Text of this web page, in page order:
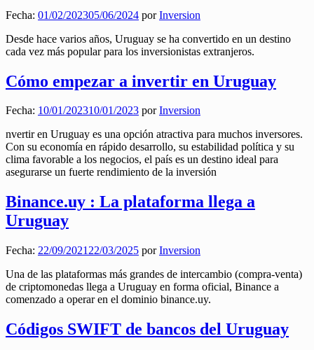
Fecha: 01/02/202305/06/2024 porInversion
Desde hace varios años, Uruguay se ha convertido en un destino
cada vez más popular para los inversionistas extranjeros.
Cómo empezar a invertir en Uruguay
Fecha: 10/01/202310/01/2023 porInversion
nvertir en Uruguay es una opción atractiva para muchos inversores.
Con su economía en rápido desarrollo, su estabilidad política y su
clima favorable a los negocios, el país es un destino ideal para
asegurarse un fuerte rendimiento de la inversión
Binance.uy : La plataforma llega a
Uruguay
Fecha: 22/09/2021 22/03/2025 porInversion
Una de las plataformas más grandes de intercambio (compra-venta)
de criptomonedas llega a Uruguay en forma oficial, Binance a
comenzado a operar en el dominio binance.uy.
Códigos SWIFT de bancos del Uruguay